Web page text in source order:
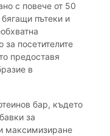
с повече от 50
пътеки и
за посетителите
предоставя
в
бар, където
за
максимизиране